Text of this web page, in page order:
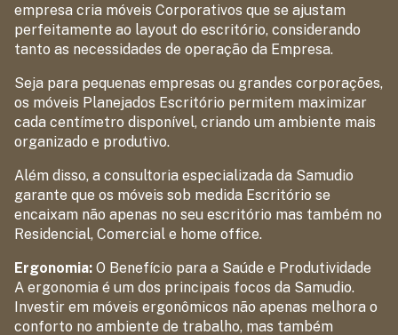
empresa cria móveis Corporativos que se ajustam
perfeitamente ao layout do escritório, considerando
tanto as necessidades de operação da Empresa.
Seja para pequenas empresas ou grandes corporações,
os móveis Planejados Escritório permitem maximizar
cada centímetro disponível, criando um ambiente mais
organizado e produtivo.
Além disso, a consultoria especializada da Samudio
garante que os móveis sob medida Escritório se
encaixam não apenas no seu escritório mas também no
Residencial, Comercial e home office.
Ergonomia: O Benefício para a Saúde e Produtividade
A ergonomia é um dos principais focos da Samudio.
Investir em móveis ergonômicos não apenas melhora o
conforto no ambiente de trabalho, mas também